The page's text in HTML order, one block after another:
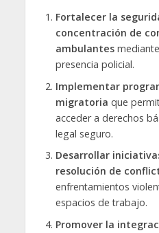
Fortalecer la
concentración de
ambulantes
presencia policial.
Implementar
migratoria que
acceder a derechos
legal seguro.
Desarrollar
resolución de
enfrentamientos
espacios de trabajo.
Promover la